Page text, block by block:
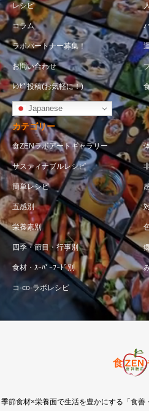
レシピ
コラム
ラボパートナー募集！
お問い合わせ
ﾚｼﾋﾟ投稿(お気軽に！)
Japanese
カテゴリー
食ZENラボアートギャラリー
サスティナブルレシピ
簡単レシピ
五感別
栄養素別
四季・節目・行事別
食材・ｽｰﾊﾟｰﾌｰﾄﾞ別
コ-co-ラボレシピ
季節食材×栄養面で生活を豊かにする「食善